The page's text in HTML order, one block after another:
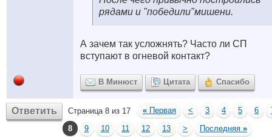
рядами и "победили"мишени.
А зачем так усложнять? Часто ли СП
вступают в огневой контакт?
В Минюст Цитата Спасибо
Ответить Страница 8 из 17 « Первая < 3 4 5 6
8
9 10 11 12 13 > Последняя »